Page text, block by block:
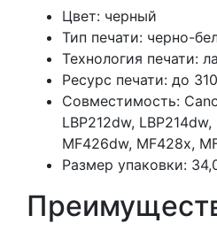
Цвет: черный
Тип печати: черно-
Технология печати:
Ресурс печати: до
Совместимость:
LBP212dw,
MF426dw, MF428x,
Размер упаковки: